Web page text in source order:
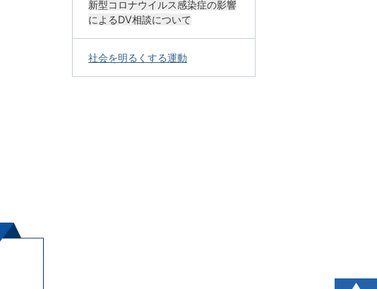
新型コロナウイルス感染症の影響
によるDV相談について
社会を明るくする運動